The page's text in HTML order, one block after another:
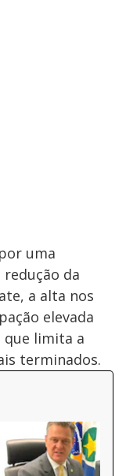
uma
da
a alta nos
elevada
que limita a
terminados.